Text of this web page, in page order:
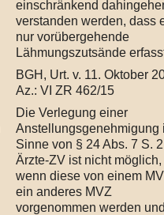
einschränkend
verstanden werden, dass
nur vorübergehende
Lähmungszutsände
BGH, Urt. v. 11. Oktober
Az.: VI ZR 462/15
Die Verlegung einer
Anstellungsgenehmigung
Sinne von § 24 Abs. 7 S. 2
Ärzte-ZV ist nicht möglich,
wenn diese von einem
ein anderes MVZ
vorgenommen werden